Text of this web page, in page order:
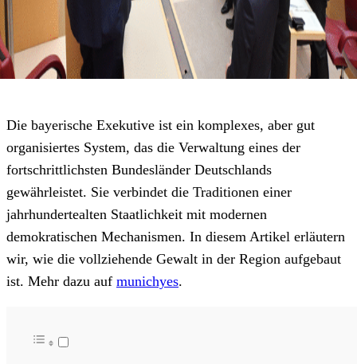
Die bayerische Exekutive ist ein komplexes, aber gut
organisiertes System, das die Verwaltung eines der
fortschrittlichsten Bundesländer Deutschlands
gewährleistet. Sie verbindet die Traditionen einer
jahrhundertealten Staatlichkeit mit modernen
demokratischen Mechanismen. In diesem Artikel erläutern
wir, wie die vollziehende Gewalt in der Region aufgebaut
ist. Mehr dazu auf munichyes.